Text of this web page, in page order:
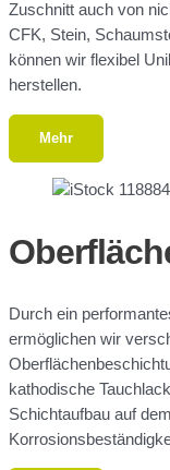
Zuschnitt auch von
CFK, Stein,
können wir flexibel
herstellen.
Mehr
Durch ein
ermöglichen wir
kathodische
Schichtaufbau auf